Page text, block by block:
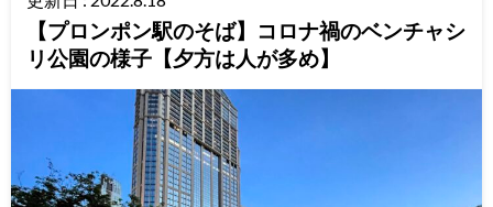
【プロンポン駅のそば】コロナ禍のベンチャシ
リ公園の様子【夕方は人が多め】